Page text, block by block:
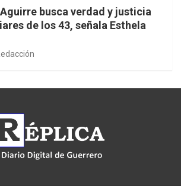
busca verdad y justicia
de los 43, señala Esthela